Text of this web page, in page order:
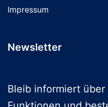
Impressum
Newsletter
Bleib informiert